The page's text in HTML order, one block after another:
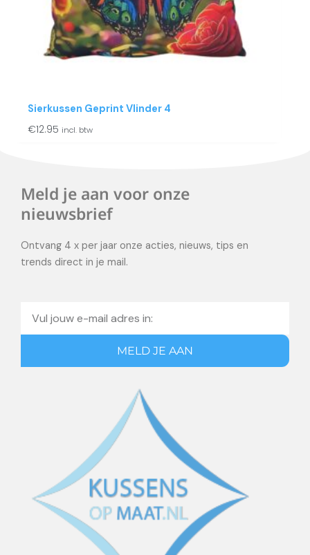
Sierkussen Geprint Vlinder 4
€12.95 incl. btw
Meld je aan voor onze
nieuwsbrief
Ontvang 4 x per jaar onze acties, nieuws, tips en
trends direct in je mail.
MELD JE AAN